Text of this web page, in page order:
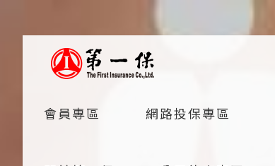
會員專區 網路投保專區